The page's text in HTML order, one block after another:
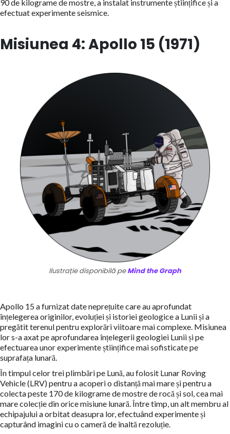
90 de kilograme de mostre, a instalat instrumente științifice și a
efectuat experimente seismice.
Misiunea 4: Apollo 15 (1971)
Ilustrație disponibilă peMind the Graph
Apollo 15 a furnizat date neprețuite care au aprofundat
înțelegerea originilor, evoluției și istoriei geologice a Lunii și a
pregătit terenul pentru explorări viitoare mai complexe. Misiunea
lor s-a axat pe aprofundarea înțelegerii geologiei Lunii și pe
efectuarea unor experimente științifice mai sofisticate pe
suprafața lunară.
În timpul celor trei plimbări pe Lună, au folosit Lunar Roving
Vehicle (LRV) pentru a acoperi o distanță mai mare și pentru a
colecta peste 170 de kilograme de mostre de rocă și sol, cea mai
mare colecție din orice misiune lunară. Între timp, un alt membru al
echipajului a orbitat deasupra lor, efectuând experimente și
capturând imagini cu o cameră de înaltă rezoluție.